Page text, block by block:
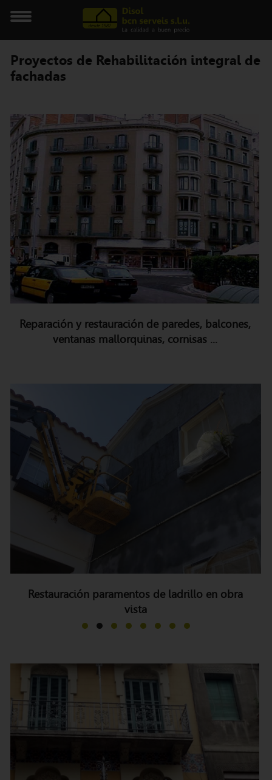
Proyectos de Rehabilitación integral de
fachadas
Reparación y restauración de paredes, balcones,
ventanas mallorquinas, cornisas ...
Restauración paramentos de ladrillo en obra
vista